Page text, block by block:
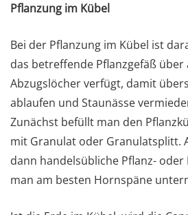
Pflanzung im Kübel
Bei der Pflanzung im Kübel ist
das betreffende Pflanzgefäß über
Abzugslöcher verfügt, damit
ablaufen und Staunässe
Zunächst befüllt man den
mit Granulat oder Granulatsplitt.
dann handelsübliche Pflanz-
man am besten Hornspäne